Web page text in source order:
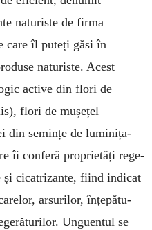
naturiste de firma
care îl puteți găsi în
na­turiste. Acest
active din flori de
flori de mușețel
din semințe de luminița-
îi conferă proprietăți rege­
și cicatrizante, fiind indicat
arsurilor, înțepă­tu­
Unguentul se